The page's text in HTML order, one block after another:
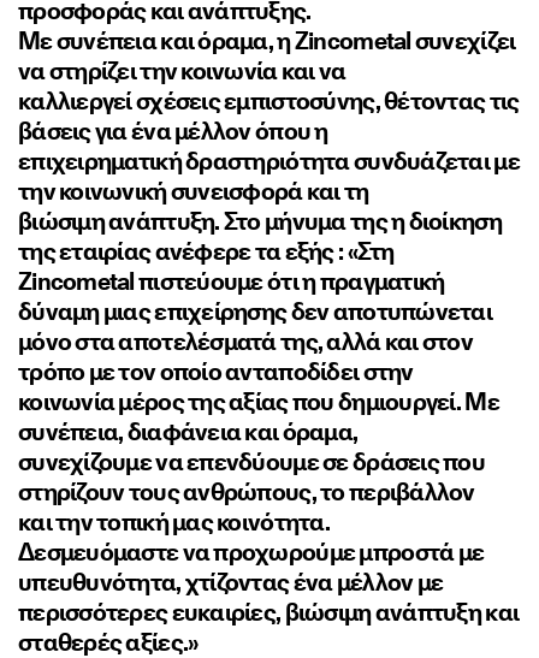
προσφοράς και ανάπτυξης.
Με συνέπεια και όραμα, η Zincometal συνεχίζει
να στηρίζει την κοινωνία και να
καλλιεργεί σχέσεις εμπιστοσύνης, θέτοντας τις
βάσεις για ένα μέλλον όπου η
επιχειρηματική δραστηριότητα συνδυάζεται με
την κοινωνική συνεισφορά και τη
βιώσιμη ανάπτυξη. Στο μήνυμα της η διοίκηση
της εταιρίας ανέφερε τα εξής : «Στη
Zincometal πιστεύουμε ότι η πραγματική
δύναμη μιας επιχείρησης δεν αποτυπώνεται
μόνο στα αποτελέσματά της, αλλά και στον
τρόπο με τον οποίο ανταποδίδει στην
κοινωνία μέρος της αξίας που δημιουργεί. Με
συνέπεια, διαφάνεια και όραμα,
συνεχίζουμε να επενδύουμε σε δράσεις που
στηρίζουν τους ανθρώπους, το περιβάλλον
και την τοπική μας κοινότητα.
Δεσμευόμαστε να προχωρούμε μπροστά με
υπευθυνότητα, χτίζοντας ένα μέλλον με
περισσότερες ευκαιρίες, βιώσιμη ανάπτυξη και
σταθερές αξίες.»